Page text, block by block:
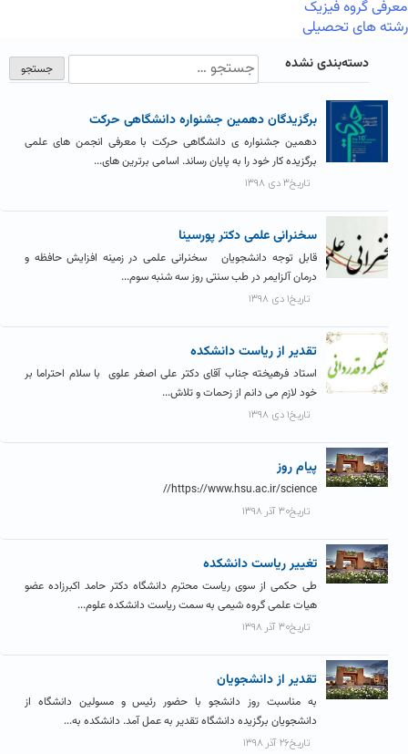
معرفی گروه فیزیک
رشته های تحصیلی
دسته‌بندی نشده
برگزیدگان دهمین جشنواره دانشگاهی حرکت
دهمین جشنواره ی دانشگاهی حرکت با معرفی انجمن های علمی
برگزیده کار خود را به پایان رساند. اسامی برترین های...
تاریخ۳ دی ۱۳۹۸
سخنرانی علمی دکتر پورسینا
قابل توجه دانشجویان سخنرانی علمی در زمینه افزایش حافظه و
درمان آلزایمر در طب سنتی روز سه شنبه سوم...
تاریخ۱ دی ۱۳۹۸
تقدیر از ریاست دانشکده
استاد فرهیخته جناب آقای دکتر علی اصغر علوی با سلام احتراما بر
خود لازم می دانم از زحمات و تلاش...
تاریخ۱ دی ۱۳۹۸
پیام روز
https://www.hsu.ac.ir/science//
تاریخ۳۰ آذر ۱۳۹۸
تغییر ریاست دانشکده
طی حکمی از سوی ریاست محترم دانشگاه دکتر حامد اکبرزاده عضو
هیات علمی گروه شیمی به سمت ریاست دانشکده علوم...
تاریخ۳۰ آذر ۱۳۹۸
تقدیر از دانشجویان
به مناسبت روز دانشجو با حضور رئیس و مسولین دانشگاه از
دانشجویان برگزیده دانشگاه تقدیر به عمل آمد. دانشکده به...
تاریخ۲۶ آذر ۱۳۹۸